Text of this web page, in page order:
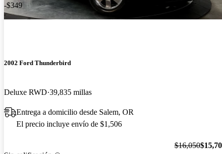
-$349
2002 Ford Thunderbird
Deluxe RWD 39,835 millas
Entrega a domicilio desde Salem, OR
El precio incluye envío de $1,506
$16,050